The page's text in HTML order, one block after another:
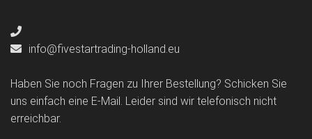
info@fivestartrading-holland.eu
Haben Sie noch Fragen zu Ihrer Bestellung? Schicken Sie
uns einfach eine E-Mail. Leider sind wir telefonisch nicht
erreichbar.